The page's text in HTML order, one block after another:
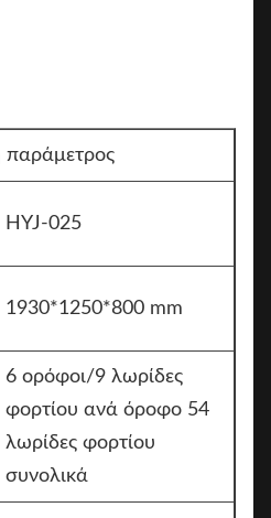
παράμετρος
HYJ-025
1930*1250*800 mm
6 ορόφοι/9 λωρίδες
φορτίου ανά όροφο 54
λωρίδες φορτίου
συνολικά